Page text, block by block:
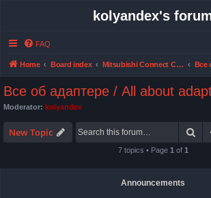
kolyandex's
FAQ
Home Board index Mitsubishi Connect CAN bus adapter
Все об адаптере / All about
Moderator: kolyandex
New Topic
7 topics • Page 1 of 1
Announcements